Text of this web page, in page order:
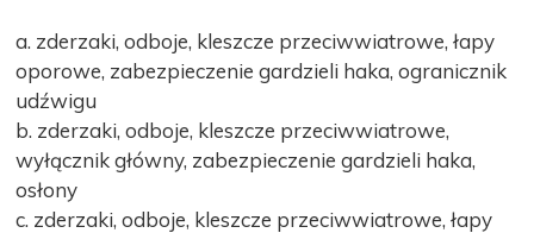
a. zderzaki, odboje, kleszcze przeciwwiatrowe, łapy
oporowe, zabezpieczenie gardzieli haka, ogranicznik
udźwigu
b. zderzaki, odboje, kleszcze przeciwwiatrowe,
wyłącznik główny, zabezpieczenie gardzieli haka,
osłony
c. zderzaki, odboje, kleszcze przeciwwiatrowe, łapy